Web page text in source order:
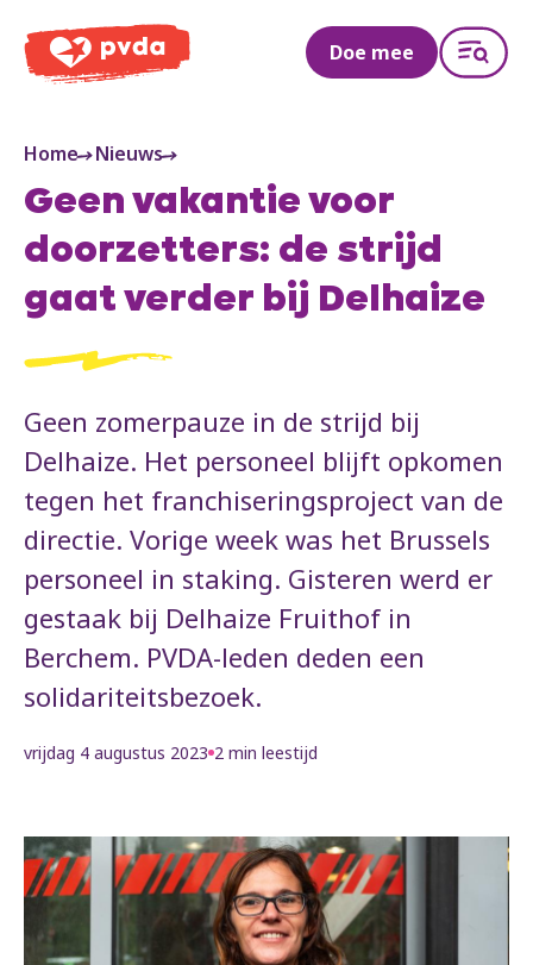
PVDA
Doe mee
Home Nieuws
Geen vakantie voor
doorzetters: de strijd
gaat verder bij Delhaize
Geen zomerpauze in de strijd bij
Delhaize. Het personeel blijft opkomen
tegen het franchiseringsproject van de
directie. Vorige week was het Brussels
personeel in staking. Gisteren werd er
gestaak bij Delhaize Fruithof in
Berchem. PVDA-leden deden een
solidariteitsbezoek.
vrijdag 4 augustus 2023 2 min leestijd